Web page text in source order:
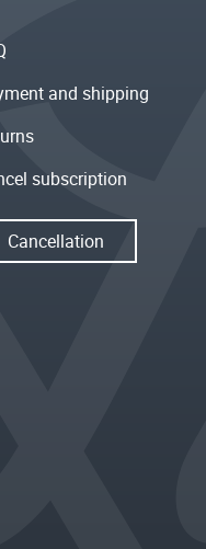
and shipping
subscription
Cancellation